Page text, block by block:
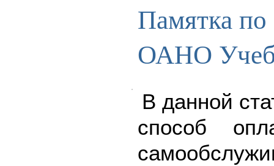
Памятка по
ОАНО
В данной
способ